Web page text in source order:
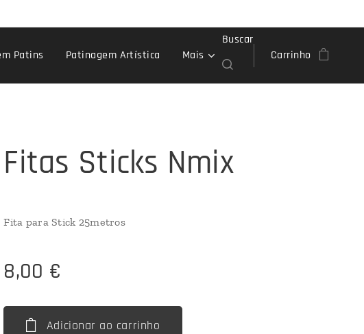
Patins Patinagem Artística Mais
Buscar
Carrinho
Fitas Sticks Nmix
Fita para Stick 25metros
8,00 €
Adicionar ao carrinho